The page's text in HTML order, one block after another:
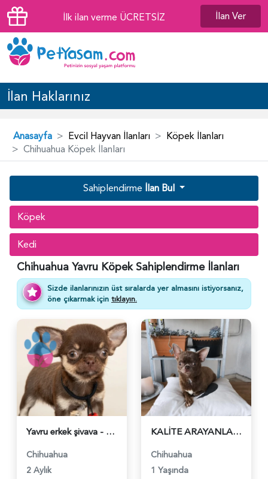
İlk ilan verme ÜCRETSİZ İlan Ver
İlan Haklarınız
Anasayfa Evcil Hayvan İlanları
Köpek İlanları
Chihuahua Köpek İlanları
Sahiplendirme İlan Bul
Köpek
Kedi
Chihuahua Yavru Köpek Sahiplendirme İlanları
Sizde ilanlarınızın üst sıralarda yer almasını istiyorsanız,
öne çıkarmak için tıklayın.
Yavru erkek şivava - 6167
Chihuahua
2 Aylık
KALİTE ARAYANLAR İÇİN ÜST KALİTE DİŞİ LİLA CHİHUAHUA - 5649
Chihuahua
1 Yaşında